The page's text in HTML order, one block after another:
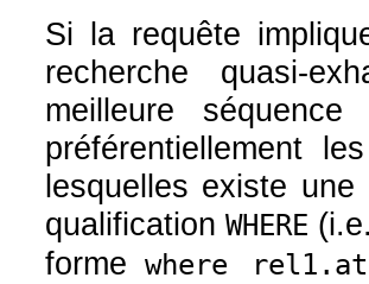
Si la requête
recherche quasi-
meilleure
préférentiellement
lesquelles existe
qualificationWHERE
forme where